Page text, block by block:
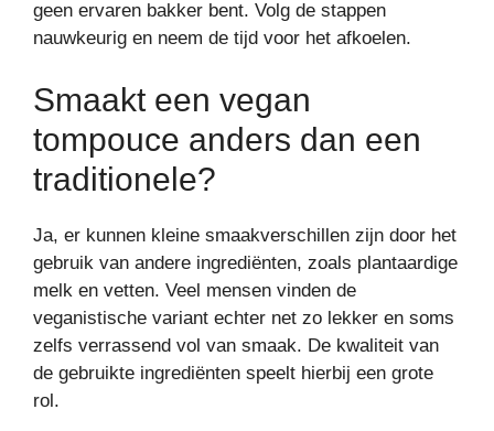
geen ervaren bakker bent. Volg de stappen
nauwkeurig en neem de tijd voor het afkoelen.
Smaakt een vegan
tompouce anders dan een
traditionele?
Ja, er kunnen kleine smaakverschillen zijn door het
gebruik van andere ingrediënten, zoals plantaardige
melk en vetten. Veel mensen vinden de
veganistische variant echter net zo lekker en soms
zelfs verrassend vol van smaak. De kwaliteit van
de gebruikte ingrediënten speelt hierbij een grote
rol.